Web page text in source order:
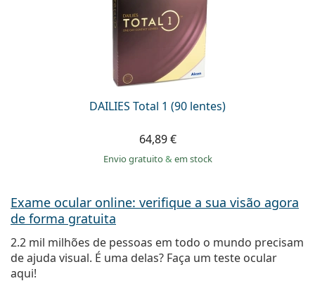
DAILIES Total 1 (90 lentes)
64,89 €
Envio gratuito& em stock
Exame ocular online: verifique a sua visão agora
de forma gratuita
2.2 mil milhões de pessoas em todo o mundo precisam
de ajuda visual. É uma delas? Faça um teste ocular
aqui!